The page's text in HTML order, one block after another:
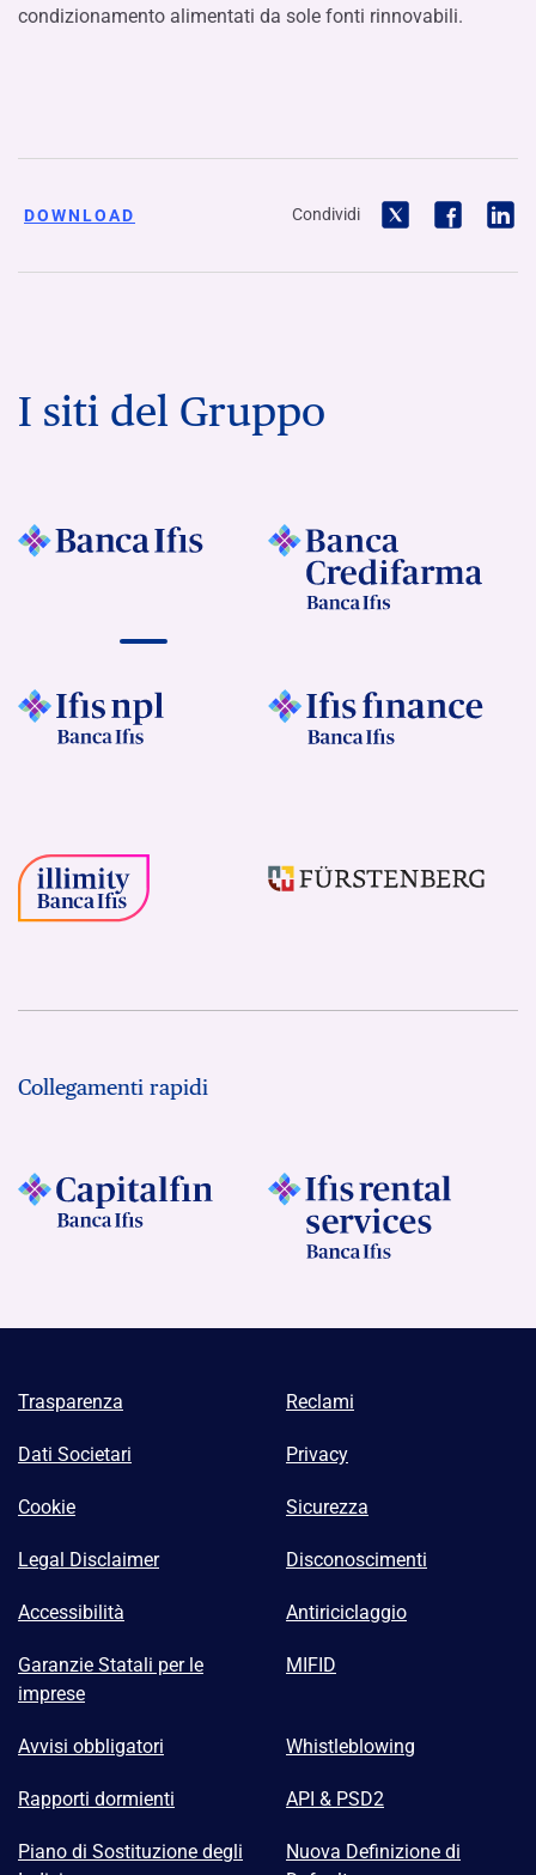
condizionamento alimentati da sole fonti rinnovabili.
DOWNLOAD Condividi
I siti del Gruppo
Collegamenti rapidi
Trasparenza Reclami
Dati Societari Privacy
Cookie Sicurezza
Legal Disclaimer Disconoscimenti
Accessibilità Antiriciclaggio
Garanzie Statali per le
imprese
MIFID
Avvisi obbligatori Whistleblowing
Rapporti dormienti API & PSD2
Piano di Sostituzione degli
Nuova Definizione di